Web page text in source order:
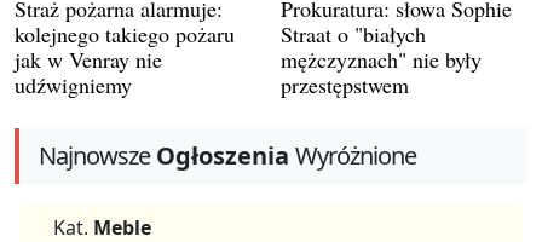
Straż pożarna alarmuje:
kolejnego takiego pożaru
jak w Venray nie
udźwigniemy
Prokuratura: słowa Sophie
Straat o "białych
mężczyznach" nie były
przestępstwem
NajnowszeOgłoszenia Wyróżnione
Kat. Meble